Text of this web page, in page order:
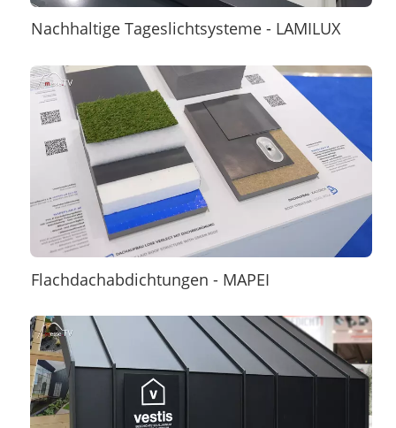
Nachhaltige Tageslichtsysteme - LAMILUX
Flachdachabdichtungen - MAPEI